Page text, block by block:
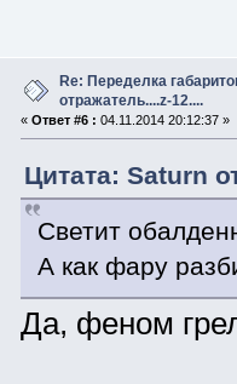
Re: Переделка
отражатель....z-12....
« Ответ #6 : 04.11.2014 20:12:37 »
Цитата: Saturn
Светит
А как фару
Да, феном